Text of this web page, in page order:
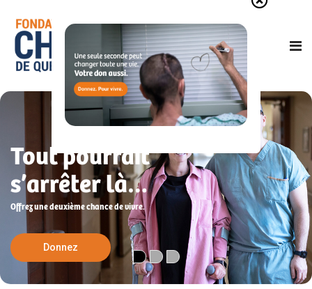
Tout pourrait
s’arrêter là…
Offrez une deuxième chance de vivre.
Donnez